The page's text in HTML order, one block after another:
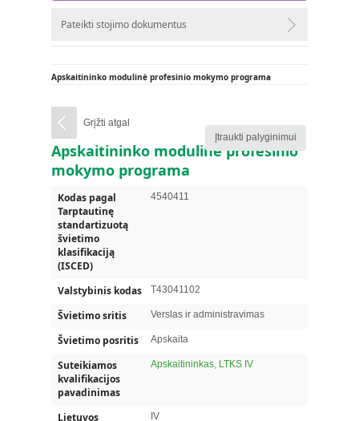
Pateikti stojimo dokumentus
Apskaitininko modulinė profesinio mokymo programa
Grįžti atgal
Įtraukti palyginimui
Apskaitininko modulinė profesinio
mokymo programa
Kodas pagal
Tarptautinę
standartizuotą
švietimo
klasifikaciją
(ISCED)
4540411
Valstybinis kodas T43041102
Švietimo sritis Verslas ir administravimas
Švietimo posritis Apskaita
Suteikiamos
kvalifikacijos
pavadinimas
Apskaitininkas, LTKS IV
Lietuvos IV